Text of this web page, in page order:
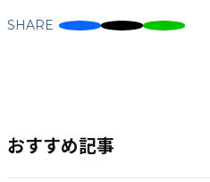
SHARE
おすすめ記事